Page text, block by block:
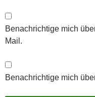
Benachrichtige mich
Mail.
Benachrichtige mich